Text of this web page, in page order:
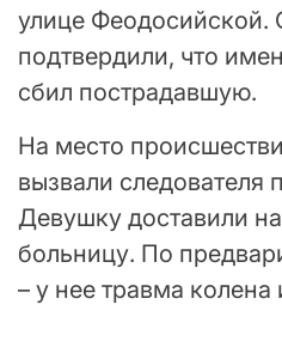
улице Феодосийской.
подтвердили, что
сбил пострадавшую.
На место
вызвали следователя
Девушку доставили
больницу. По
– у нее травма колена